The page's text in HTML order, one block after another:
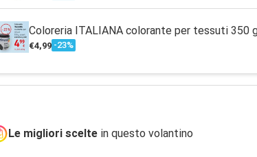
Coloreria ITALIANA colorante per tessuti 350
€4,99 -23%
Le migliori scelte in questo volantino